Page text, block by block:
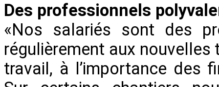
Des professionnels
«Nos salariés sont des
régulièrement aux
travail, à l’importance des